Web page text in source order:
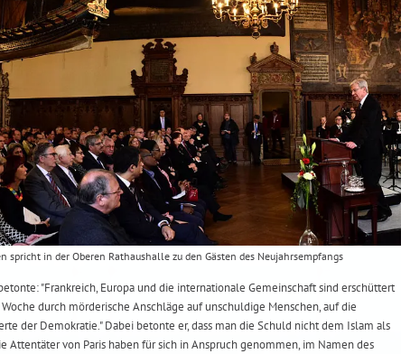
spricht in der Oberen Rathaushalle zu den Gästen des Neujahrsempfangs
"Frankreich, Europa und die internationale Gemeinschaft sind erschüttert
durch mörderische Anschläge auf unschuldige Menschen, auf die
der Demokratie." Dabei betonte er, dass man die Schuld nicht dem Islam als
Attentäter von Paris haben für sich in Anspruch genommen, im Namen des